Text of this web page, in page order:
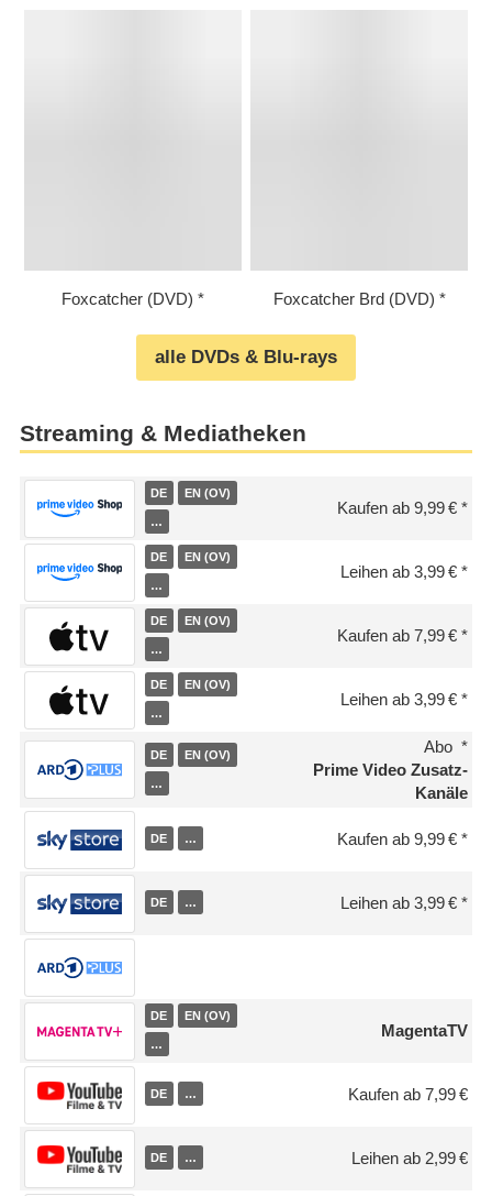
Foxcatcher (DVD) Foxcatcher Brd (DVD)
alle DVDs & Blu-rays
Streaming & Mediatheken
DE EN (OV)
…
Kaufen ab 9,99 €
DE EN (OV)
…
Leihen ab 3,99 €
DE EN (OV)
…
Kaufen ab 7,99 €
DE EN (OV)
…
Leihen ab 3,99 €
DE EN (OV)
…
Abo
Prime Video Zusatz-
Kanäle
DE … Kaufen ab 9,99 €
DE … Leihen ab 3,99 €
DE EN (OV)
…
MagentaTV
DE … Kaufen ab 7,99 €
DE … Leihen ab 2,99 €